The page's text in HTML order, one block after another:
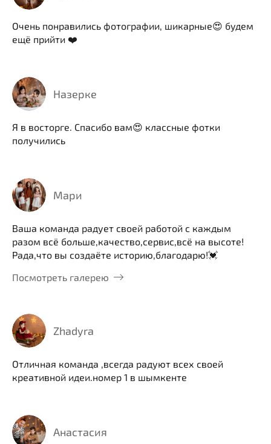
Очень понравились фотографии, шикарные😍 будем
ещё прийти ❤️
Назерке
Я в восторге. Спасибо вам😍 классные фотки
получились
Мари
Ваша команда радует своей работой с каждым
разом всё больше,качество,сервис,всё на высоте!
Рада,что вы создаёте историю,благодарю!💓
Посмотреть галерею
Zhadyra
Отличная команда ,всегда радуют всех своей
креативной идеи.номер 1 в шымкенте
Анастасия